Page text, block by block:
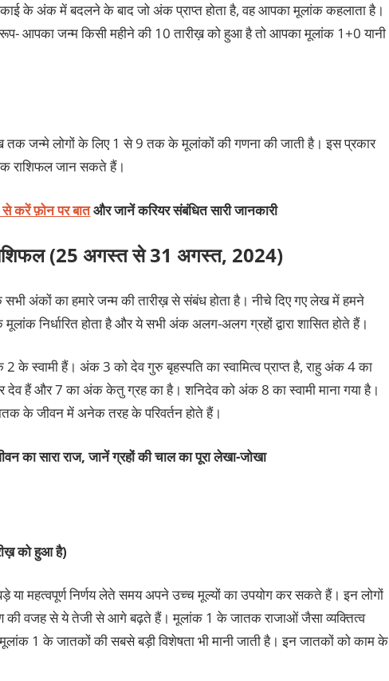
के अंक में बदलने के बाद जो अंक प्राप्त होता है, वह आपका मूलांक कहलाता है।
आपका जन्म किसी महीने की 10 तारीख़ को हुआ है तो आपका मूलांक 1+0 यानी
तक जन्मे लोगों के लिए 1 से 9 तक के मूलांकों की गणना की जाती है। इस प्रकार
राशिफल जान सकते हैं।
से करें फ़ोन पर बातऔर जानें करियर संबंधित सारी जानकारी
(25 अगस्त से 31 अगस्त, 2024)
सभी अंकों का हमारे जन्म की तारीख़ से संबंध होता है। नीचे दिए गए लेख में हमने
निर्धारित होता है और ये सभी अंक अलग-अलग ग्रहों द्वारा शासित होते हैं।
स्वामी हैं। अंक 3 को देव गुरु बृहस्पति का स्वामित्व प्राप्त है, राहु अंक 4 का
हैं और 7 का अंक केतु ग्रह का है। शनिदेव को अंक 8 का स्वामी माना गया है।
के जीवन में अनेक तरह के परिवर्तन होते हैं।
का सारा राज, जानें ग्रहों की चाल का पूरालेखा-जोखा
को हुआ है)
महत्वपूर्ण निर्णय लेते समय अपने उच्च मूल्यों का उपयोग कर सकते हैं। इन लोगों
की वजह से ये तेजी से आगे बढ़ते हैं। मूलांक 1 के जातक राजाओं जैसा व्यक्तित्व
1 के जातकों की सबसे बड़ी विशेषता भी मानी जाती है। इन जातकों को काम के